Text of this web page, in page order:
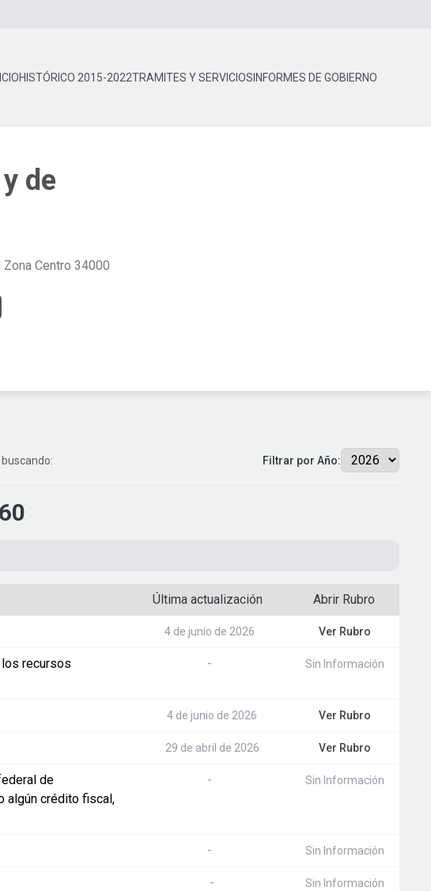
HISTÓRICO 2015-2022TRAMITES Y SERVICIOS INFORMES DE GOBIERNO
de
Centro 34000
Filtrar por Año:
Última actualización Abrir Rubro
4 de junio de 2026 Ver Rubro
recursos
- Sin Información
4 de junio de 2026 Ver Rubro
29 de abril de 2026 Ver Rubro
de
algún crédito fiscal,
- Sin Información
- Sin Información
- Sin Información